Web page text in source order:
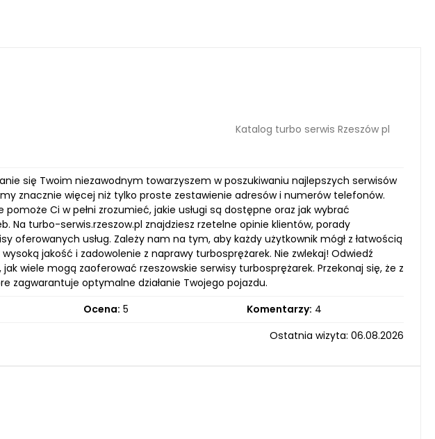
Katalog turbo serwis Rzeszów pl
się Twoim niezawodnym towarzyszem w poszukiwaniu najlepszych serwisów
znacznie więcej niż tylko proste zestawienie adresów i numerów telefonów.
Ci w pełni zrozumieć, jakie usługi są dostępne oraz jak wybrać
Na turbo-serwis.rzeszow.pl znajdziesz rzetelne opinie klientów, porady
oferowanych usług. Zależy nam na tym, aby każdy użytkownik mógł z łatwością
jakość i zadowolenie z naprawy turbosprężarek. Nie zwlekaj! Odwiedź
wiele mogą zaoferować rzeszowskie serwisy turbosprężarek. Przekonaj się, że z
zagwarantuje optymalne działanie Twojego pojazdu.
Ocena: 5 Komentarzy: 4
Ostatnia wizyta: 06.08.2026